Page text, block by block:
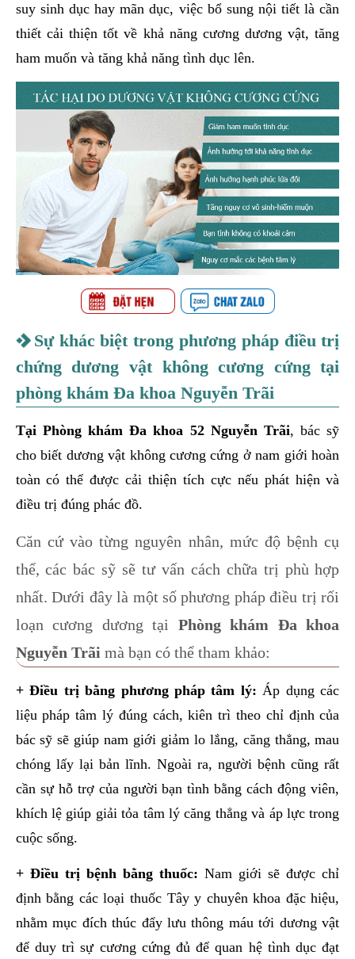
suy sinh dục hay mãn dục, việc bổ sung nội tiết là cần
thiết cải thiện tốt về khả năng cương dương vật, tăng
ham muốn và tăng khả năng tình dục lên.
Sự khác biệt trong phương pháp điều trị
chứng dương vật không cương cứng tại
phòng khám Đa khoa Nguyễn Trãi
Tại Phòng khám Đa khoa 52 Nguyễn Trãi, bác sỹ
cho biết dương vật không cương cứng ở nam giới hoàn
toàn có thể được cải thiện tích cực nếu phát hiện và
điều trị đúng phác đồ.
Căn cứ vào từng nguyên nhân, mức độ bệnh cụ
thể, các bác sỹ sẽ tư vấn cách chữa trị phù hợp
nhất. Dưới đây là một số phương pháp điều trị rối
loạn cương dương tại
Phòng khám Đa khoa
Nguyễn Trãi mà bạn có thể tham khảo:
+ Điều trị bằng phương pháp tâm lý: Áp dụng các
liệu pháp tâm lý đúng cách, kiên trì theo chỉ định của
bác sỹ sẽ giúp nam giới giảm lo lắng, căng thẳng, mau
chóng lấy lại bản lĩnh. Ngoài ra, người bệnh cũng rất
cần sự hỗ trợ của người bạn tình bằng cách động viên,
khích lệ giúp giải tỏa tâm lý căng thẳng và áp lực trong
cuộc sống.
+ Điều trị bệnh bằng thuốc: Nam giới sẽ được chỉ
định bằng các loại thuốc Tây y chuyên khoa đặc hiệu,
nhằm mục đích thúc đẩy lưu thông máu tới dương vật
để duy trì sự cương cứng đủ để quan hệ tình dục đạt